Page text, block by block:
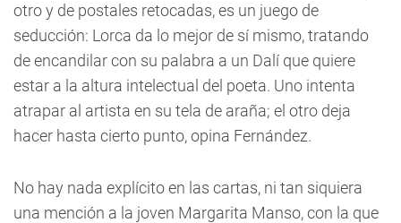
otro y de postales retocadas, es un juego de
seducción: Lorca da lo mejor de sí mismo, tratando
de encandilar con su palabra a un Dalí que quiere
estar a la altura intelectual del poeta. Uno intenta
atrapar al artista en su tela de araña; el otro deja
hacer hasta cierto punto, opina Fernández.
No hay nada explícito en las cartas, ni tan siquiera
una mención a la joven Margarita Manso, con la que